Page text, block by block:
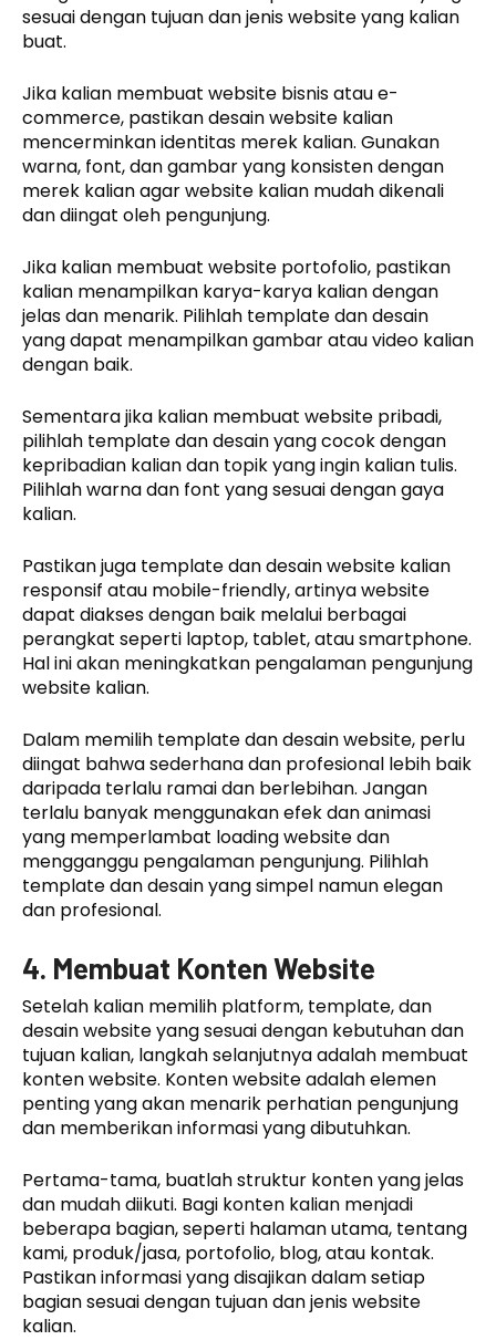
sesuai dengan tujuan dan jenis website yang kalian
buat.
Jika kalian membuat website bisnis atau e-
commerce, pastikan desain website kalian
mencerminkan identitas merek kalian. Gunakan
warna, font, dan gambar yang konsisten dengan
merek kalian agar website kalian mudah dikenali
dan diingat oleh pengunjung.
Jika kalian membuat website portofolio, pastikan
kalian menampilkan karya-karya kalian dengan
jelas dan menarik. Pilihlah template dan desain
yang dapat menampilkan gambar atau video kalian
dengan baik.
Sementara jika kalian membuat website pribadi,
pilihlah template dan desain yang cocok dengan
kepribadian kalian dan topik yang ingin kalian tulis.
Pilihlah warna dan font yang sesuai dengan gaya
kalian.
Pastikan juga template dan desain website kalian
responsif atau mobile-friendly, artinya website
dapat diakses dengan baik melalui berbagai
perangkat seperti laptop, tablet, atau smartphone.
Hal ini akan meningkatkan pengalaman pengunjung
website kalian.
Dalam memilih template dan desain website, perlu
diingat bahwa sederhana dan profesional lebih baik
daripada terlalu ramai dan berlebihan. Jangan
terlalu banyak menggunakan efek dan animasi
yang memperlambat loading website dan
mengganggu pengalaman pengunjung. Pilihlah
template dan desain yang simpel namun elegan
dan profesional.
4. Membuat Konten Website
Setelah kalian memilih platform, template, dan
desain website yang sesuai dengan kebutuhan dan
tujuan kalian, langkah selanjutnya adalah membuat
konten website. Konten website adalah elemen
penting yang akan menarik perhatian pengunjung
dan memberikan informasi yang dibutuhkan.
Pertama-tama, buatlah struktur konten yang jelas
dan mudah diikuti. Bagi konten kalian menjadi
beberapa bagian, seperti halaman utama, tentang
kami, produk/jasa, portofolio, blog, atau kontak.
Pastikan informasi yang disajikan dalam setiap
bagian sesuai dengan tujuan dan jenis website
kalian.